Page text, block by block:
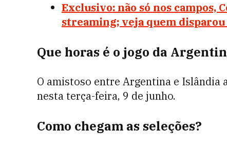
Exclusivo: não só nos campos,
streaming; veja quem disparou
Que horas é o jogo da
O amistoso entre Argentina e Islândia
nesta terça-feira, 9 de junho.
Como chegam as seleções?